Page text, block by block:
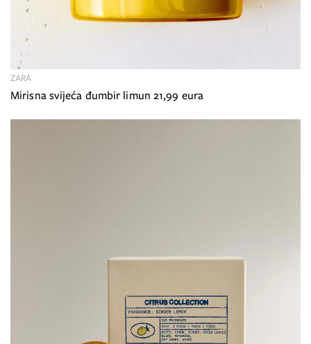
Mirisna svijeća đumbir limun 21,99 eura
ZARA